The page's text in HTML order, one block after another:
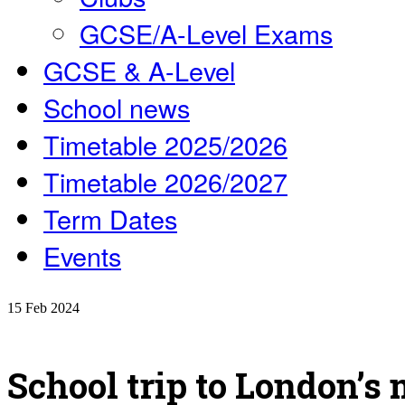
GCSE/A-Level Exams
GCSE & A-Level
School news
Timetable 2025/2026
Timetable 2026/2027
Term Dates
Events
15 Feb 2024
School trip to London’s